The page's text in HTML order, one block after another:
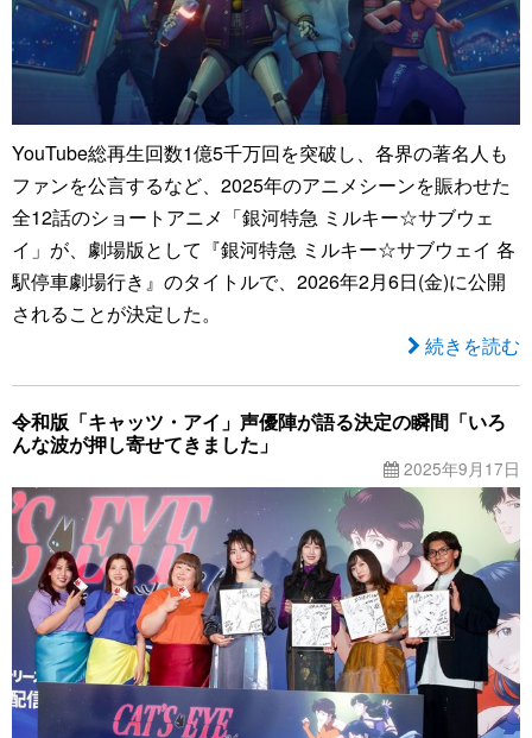
YouTube総再生回数1億5千万回を突破し、各界の著名人も
ファンを公言するなど、2025年のアニメシーンを賑わせた
全12話のショートアニメ「銀河特急 ミルキー☆サブウェ
イ」が、劇場版として『銀河特急 ミルキー☆サブウェイ 各
駅停車劇場行き』のタイトルで、2026年2月6日(金)に公開
されることが決定した。
続きを読む
令和版「キャッツ・アイ」声優陣が語る決定の瞬間「いろ
んな波が押し寄せてきました」
2025年9月17日